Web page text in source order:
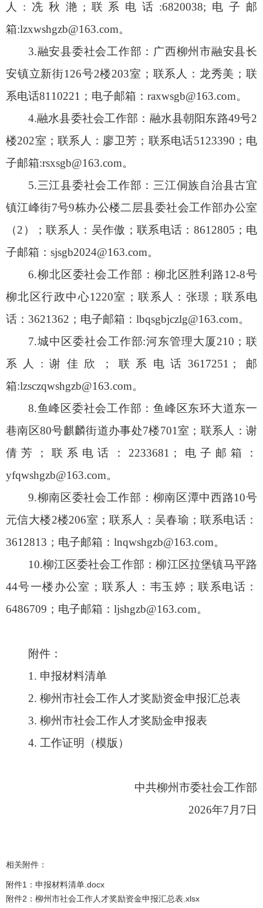
人:冼秋滟;联系电话:6820038;电子邮
箱:lzxwshgzb@163.com。
3.融安县委社会工作部：广西柳州市融安县长
安镇立新街126号2楼203室；联系人：龙秀美；联
系电话8110221；电子邮箱：raxwsgb@163.com。
4.融水县委社会工作部：融水县朝阳东路49号2
楼202室；联系人：廖卫芳；联系电话5123390；电
子邮箱:rsxsgb@163.com。
5.三江县委社会工作部：三江侗族自治县古宜
镇江峰街7号9栋办公楼二层县委社会工作部办公室
（2）；联系人：吴作傲；联系电话：8612805；电
子邮箱：sjsgb2024@163.com。
6.柳北区委社会工作部：柳北区胜利路12-8号
柳北区行政中心1220室；联系人：张璟；联系电
话：3621362；电子邮箱：lbqsgbjczlg@163.com。
7.城中区委社会工作部:河东管理大厦210；联
系人:谢佳欣；联系电话3617251；邮
箱:lzsczqwshgzb@163.com。
8.鱼峰区委社会工作部：鱼峰区东环大道东一
巷南区80号麒麟街道办事处7楼701室；联系人：谢
倩芳；联系电话：2233681；电子邮箱：
yfqwshgzb@163.com。
9.柳南区委社会工作部：柳南区潭中西路10号
元信大楼2楼206室；联系人：吴春瑜；联系电话：
3612813；电子邮箱：lnqwshgzb@163.com。
10.柳江区委社会工作部：柳江区拉堡镇马平路
44号一楼办公室；联系人：韦玉婷；联系电话：
6486709；电子邮箱：ljshgzb@163.com。
附件：
1. 申报材料清单
2. 柳州市社会工作人才奖励资金申报汇总表
3. 柳州市社会工作人才奖励金申报表
4. 工作证明（模版）
中共柳州市委社会工作部
2026年7月7日
相关附件：
附件1：申报材料清单.docx
附件2：柳州市社会工作人才奖励资金申报汇总表.xlsx